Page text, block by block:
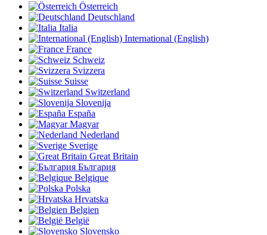
Österreich
Deutschland
Italia
International (English)
France
Schweiz
Svizzera
Suisse
Switzerland
Slovenija
España
Magyar
Nederland
Sverige
Great Britain
България
Belgique
Polska
Hrvatska
Belgien
België
Slovensko